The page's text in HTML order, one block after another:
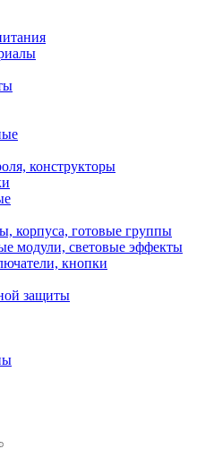
конструкторы
корпуса, готовые группы
модули, световые эффекты
кнопки
защиты